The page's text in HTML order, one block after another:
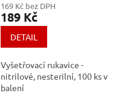
169 Kč bez DPH
189 Kč
DETAIL
Vyšetřovací rukavice -
nitrilové, nesterilní, 100 ks v
balení